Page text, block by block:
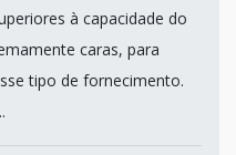
à capacidade do
caras, para
tipo de fornecimento.